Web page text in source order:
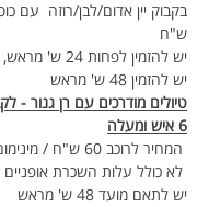
ש"ח
יש להזמין
יש להזמין 48 ש' מראש
טיולים מודרכים עם רן גנור -
6 איש ומעלה
לא כולל עלות השכרת
יש לתאם מועד 48 ש' מראש